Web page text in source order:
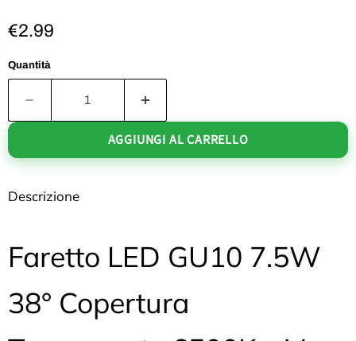
€2.99
Quantità
AGGIUNGI AL CARRELLO
Descrizione
Faretto LED GU10 7.5W
38° Copertura